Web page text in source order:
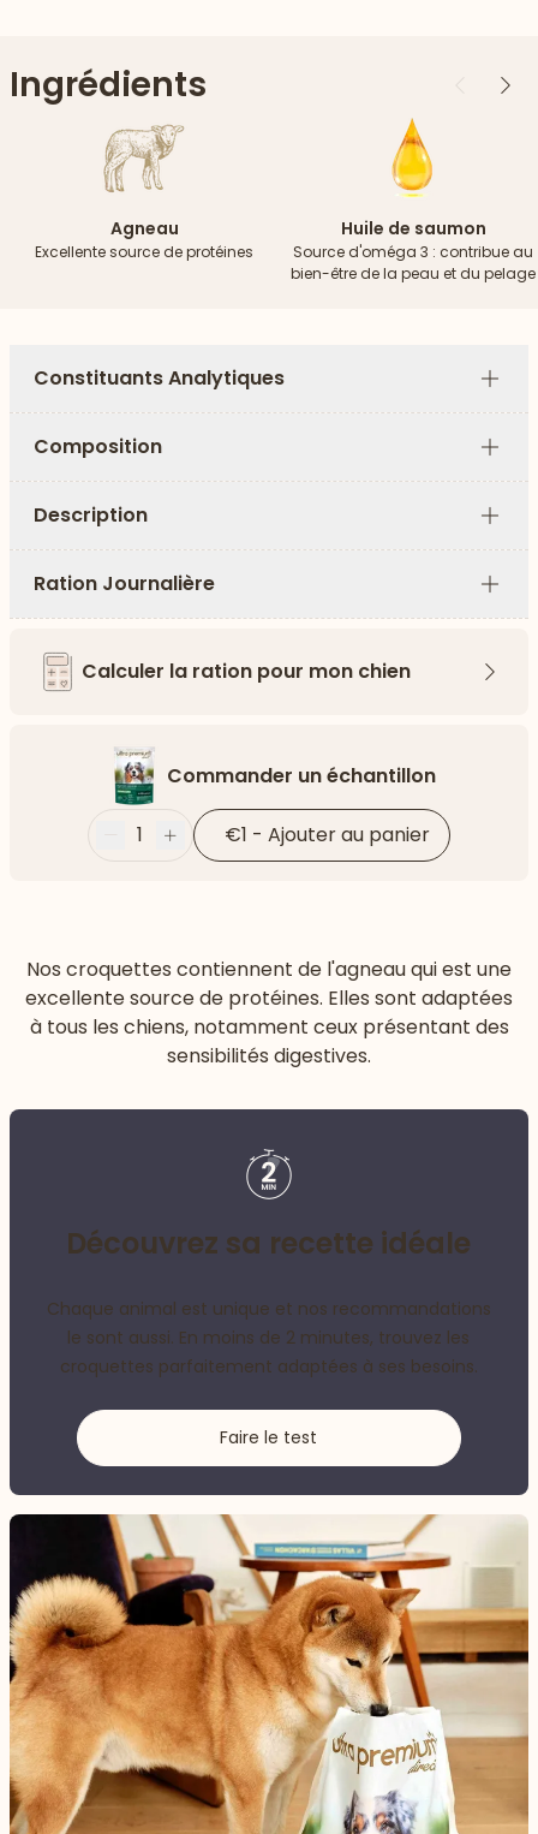
Ingrédients Précédent
Agneau
Excellente source de protéines
Huile de saumon
Source d'oméga 3 : contribue au
bien-être de la peau et du pelage
Constituants Analytiques
Plus
Composition
Plus
Description
Plus
Ration Journalière
Plus
Calculer la ration pour mon chien
Commander un échantillon
Moins
1 Plus €1 - Ajouter au panier
Nos croquettes contiennent de l'agneau qui est une
excellente source de protéines. Elles sont adaptées
à tous les chiens, notamment ceux présentant des
sensibilités digestives.
Découvrez sa recette idéale
Chaque animal est unique et nos recommandations
le sont aussi. En moins de 2 minutes, trouvez les
croquettes parfaitement adaptées à ses besoins.
Faire le test